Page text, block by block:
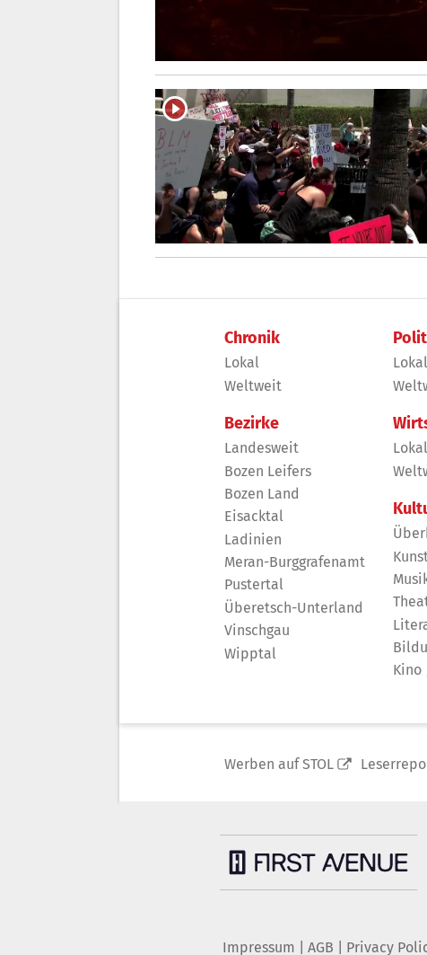
Chronik
Lokal
Weltweit
Bezirke
Landesweit
Bozen Leifers
Bozen Land
Eisacktal
Ladinien
Meran-Burggrafenamt
Pustertal
Überetsch-Unterland
Vinschgau
Wipptal
Lokal
Lokal
Kino
Werben auf STOL
Impressum AGB Privacy